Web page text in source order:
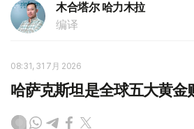
木合塔尔 哈力木拉
编译
08:31, 31 7月 2026
哈萨克斯坦是全球五大黄金